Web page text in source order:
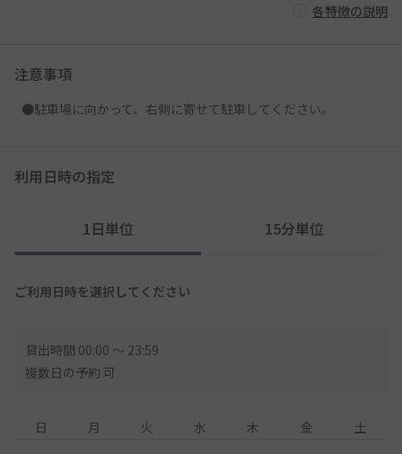
各特徴の説明
注意事項
●駐車場に向かって、右側に寄せて駐車してください。
利用日時の指定
1日単位 15分単位
ご利用日時を選択してください
貸出時間 00:00 〜 23:59
複数日の予約 可
日 月 火 水 木 金 土